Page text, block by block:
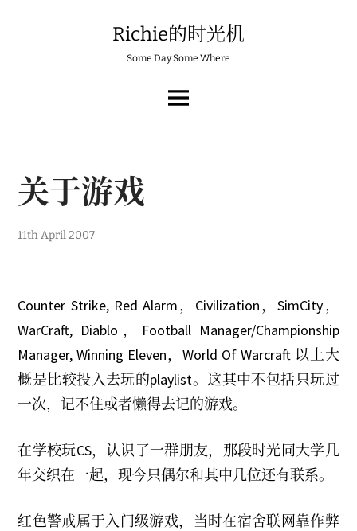
Richie的时光机
Some Day Some Where
MENU
关于游戏
6
r
c
h
2
0
2
1
11th April 2007
Counter Strike, Red Alarm，Civilization，SimCity，
WarCraft, Diablo，Football Manager/Championship
Manager, Winning Eleven，World Of Warcraft 以上大
概是比较投入去玩的playlist。这其中不包括只玩过
一次，记不住或者懒得去记的游戏。
在学校玩CS，认识了一群朋友，那段时光同大学几
年交织在一起，现今只偶尔和其中几位还有联系。
红色警戒属于入门级游戏，当时在宿舍联网靠作弊